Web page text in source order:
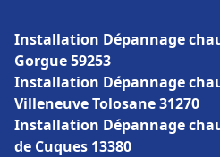
Installation Dépannage
Gorgue 59253
Installation Dépannage
Villeneuve Tolosane 31270
Installation Dépannage
de Cuques 13380